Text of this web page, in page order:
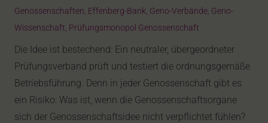
Genossenschaften, Effenberg-Bank, Geno-Verbände, Geno-
Wissenschaft, Prüfungsmonopol Genossenschaft
Die Idee ist bestechend: Ein neutraler, übergeordneter
Prüfungsverband prüft und testiert die ordnungsgemäße
Betriebsführung. Denn in jeder Genossenschaft gibt es
ein Risiko: Was ist, wenn die Genossenschaftsorgane
sich der Genossenschaftsidee nicht verpflichtet fühlen?